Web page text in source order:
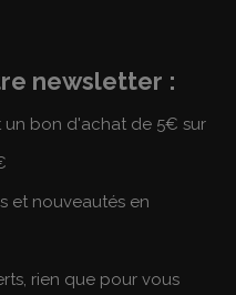
newsletter :
un bon d'achat de 5€ sur
et nouveautés en
rien que pour vous